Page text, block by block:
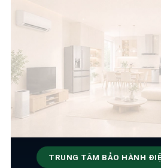
TRUNG TÂM BẢO HÀNH